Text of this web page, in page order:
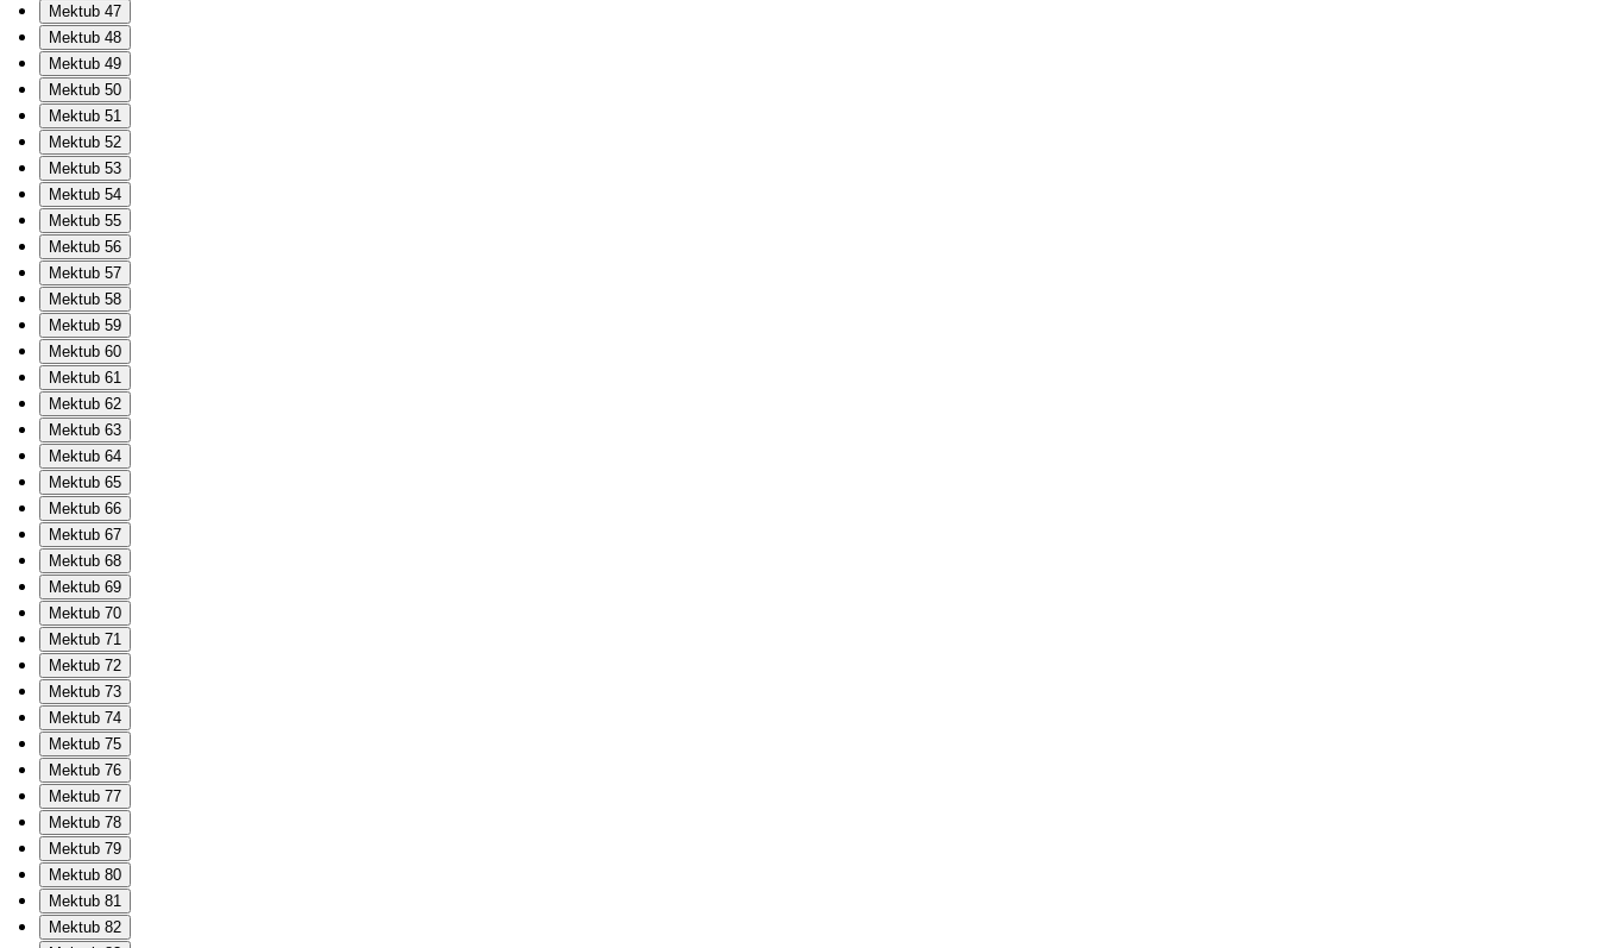
Mektub 47
Mektub 48
Mektub 49
Mektub 50
Mektub 51
Mektub 52
Mektub 53
Mektub 54
Mektub 55
Mektub 56
Mektub 57
Mektub 58
Mektub 59
Mektub 60
Mektub 61
Mektub 62
Mektub 63
Mektub 64
Mektub 65
Mektub 66
Mektub 67
Mektub 68
Mektub 69
Mektub 70
Mektub 71
Mektub 72
Mektub 73
Mektub 74
Mektub 75
Mektub 76
Mektub 77
Mektub 78
Mektub 79
Mektub 80
Mektub 81
Mektub 82